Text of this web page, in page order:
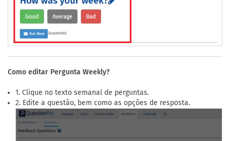
Como editar Pergunta Weekly?
1. Clique no texto semanal de perguntas.
2. Edite a questão, bem como as opções de resposta.